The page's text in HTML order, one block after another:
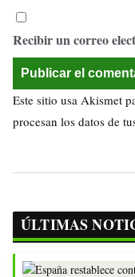
Recibir un correo
Este sitio usa Akismet
procesan los datos de
ÚLTIMAS